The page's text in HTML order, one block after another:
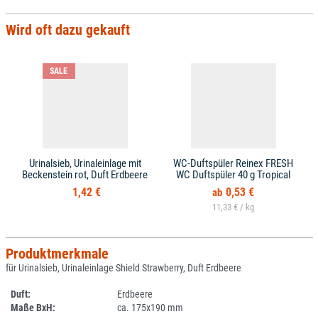
Wird oft dazu gekauft
SALE
Urinalsieb, Urinaleinlage mit
Beckenstein rot, Duft Erdbeere
1,42 €
WC-Duftspüler Reinex FRESH
WC Duftspüler 40 g Tropical
0,53 €
11,33 € /
Produktmerkmale
für Urinalsieb, Urinaleinlage Shield Strawberry, Duft Erdbeere
Duft:
Erdbeere
Maße BxH:
ca. 175x190 mm